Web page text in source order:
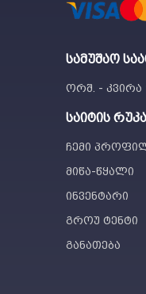
სამუშაო
ორშ. - კვირა
საიტის რუკა
ჩემი
მიწა-წყალი
ინვენტარი
გროუ ტენტი
განათება